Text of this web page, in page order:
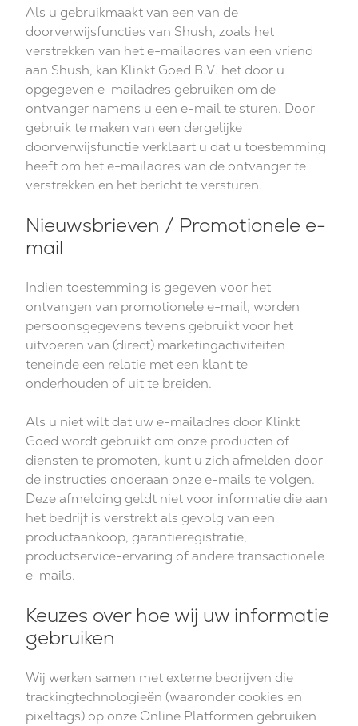
Als u gebruikmaakt van een van de
doorverwijsfuncties van Shush, zoals het
verstrekken van het e-mailadres van een vriend
aan Shush, kan Klinkt Goed B.V. het door u
opgegeven e-mailadres gebruiken om de
ontvanger namens u een e-mail te sturen. Door
gebruik te maken van een dergelijke
doorverwijsfunctie verklaart u dat u toestemming
heeft om het e-mailadres van de ontvanger te
verstrekken en het bericht te versturen.
Nieuwsbrieven / Promotionele e-
mail
Indien toestemming is gegeven voor het
ontvangen van promotionele e-mail, worden
persoonsgegevens tevens gebruikt voor het
uitvoeren van (direct) marketingactiviteiten
teneinde een relatie met een klant te
onderhouden of uit te breiden.
Als u niet wilt dat uw e-mailadres door Klinkt
Goed wordt gebruikt om onze producten of
diensten te promoten, kunt u zich afmelden door
de instructies onderaan onze e-mails te volgen.
Deze afmelding geldt niet voor informatie die aan
het bedrijf is verstrekt als gevolg van een
productaankoop, garantieregistratie,
productservice-ervaring of andere transactionele
e-mails.
Keuzes over hoe wij uw informatie
gebruiken
Wij werken samen met externe bedrijven die
trackingtechnologieën (waaronder cookies en
pixeltags) op onze Online Platformen gebruiken